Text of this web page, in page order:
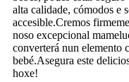
alta calidade, cómodos e
accesible.Cremos
noso excepcional
converterá nun elemento
bebé.Asegura este
hoxe!